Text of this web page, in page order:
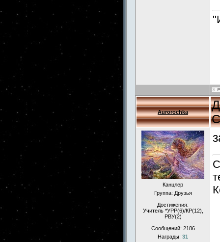
Aurorochka
Канцлер
Группа: Друзья
Достижения:
Учитель *УРР(6)/КР(12),
РВУ(2)
Сообщений: 2186
Награды: 31